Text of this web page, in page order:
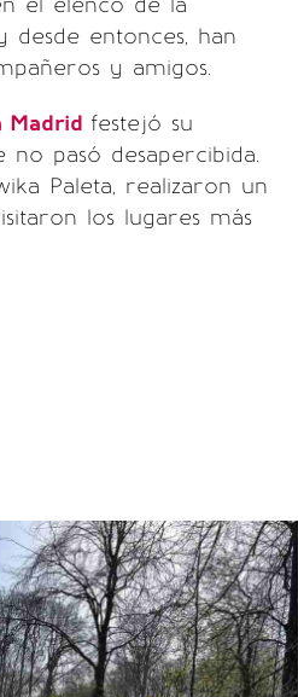
desde entonces, han
y amigos.
Madrid festejó su
pasó desapercibida.
Paleta, realizaron un
los lugares más